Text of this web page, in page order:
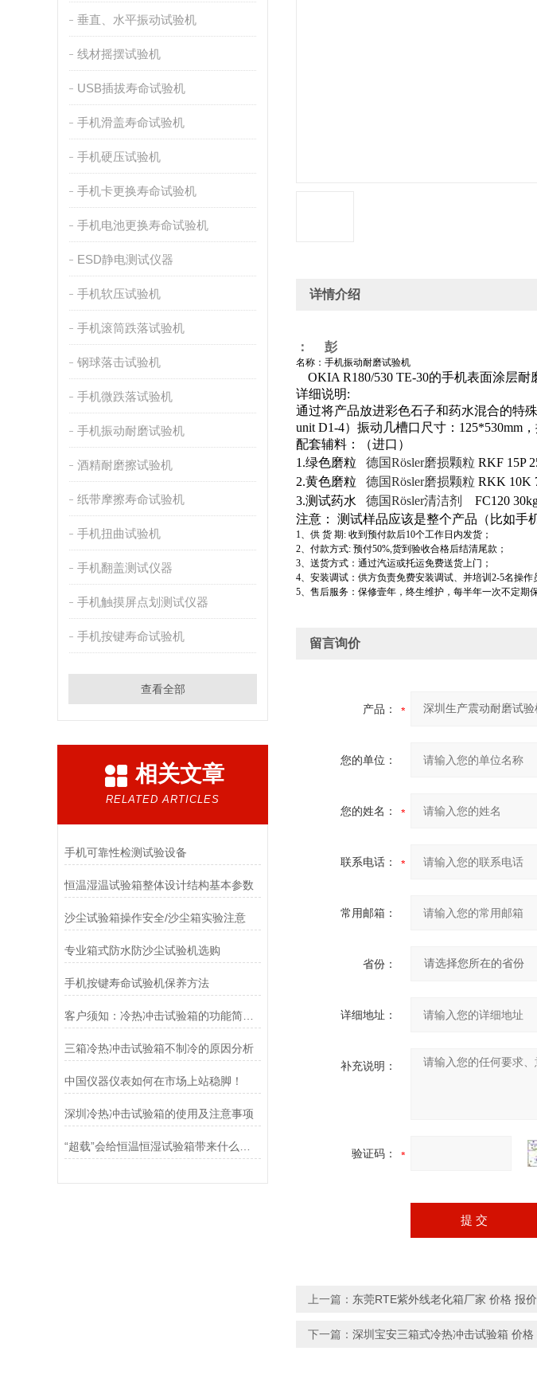
垂直、水平振动试验机
线材摇摆试验机
USB插拔寿命试验机
手机滑盖寿命试验机
手机硬压试验机
手机卡更换寿命试验机
手机电池更换寿命试验机
ESD静电测试仪器
手机软压试验机
手机滚筒跌落试验机
钢球落击试验机
手机微跌落试验机
手机振动耐磨试验机
酒精耐磨擦试验机
纸带摩擦寿命试验机
手机扭曲试验机
手机翻盖测试仪器
手机触摸屏点划测试仪器
手机按键寿命试验机
查看全部
相关文章
RELATED ARTICLES
手机可靠性检测试验设备
恒温湿温试验箱整体设计结构基本参数
沙尘试验箱操作安全/沙尘箱实验注意
专业箱式防水防沙尘试验机选购
手机按键寿命试验机保养方法
客户须知：冷热冲击试验箱的功能简介和安装准备条件阐述
三箱冷热冲击试验箱不制冷的原因分析
中国仪器仪表如何在市场上站稳脚！
深圳冷热冲击试验箱的使用及注意事项
详情介绍
： 彭
名称：手机振动耐磨试验机
OKIA R180/530 TE-30的手机表面涂层耐
详细说明:
通过将产品放进彩色石子和药水混合的特
unit D1-4）振动几槽口尺寸： 125*530mm
配套辅料：（进口）
1.绿色磨粒 德国Rösler磨损颗粒 RKF 15P
2.黄色磨粒 德国Rösler磨损颗粒 RKK 10K
3.测试药水 德国Rösler清洁剂
FC120
注意：
测试样品应该是整个产品（比如手
1、供 货 期: 收到预付款后10个工作日内发货；
2、付款方式: 预付50%,货到验收合格后结清尾款；
3、送货方式：通过汽运或托运免费送货上门；
4、安装调试：供方负责免费安装调试、并培训 2-5名操作
5、售后服务：保修壹年，终生维护，每半年一次不定期保
留言询价
产品：
您的单位：
您的姓名：
联系电话：
常用邮箱：
省份：
详细地址：
补充说明：
验证码：
上一篇： 东莞RTE紫外线老化箱厂家 价格 报价
下一篇： 深圳宝安三箱式冷热冲击试验箱 价格